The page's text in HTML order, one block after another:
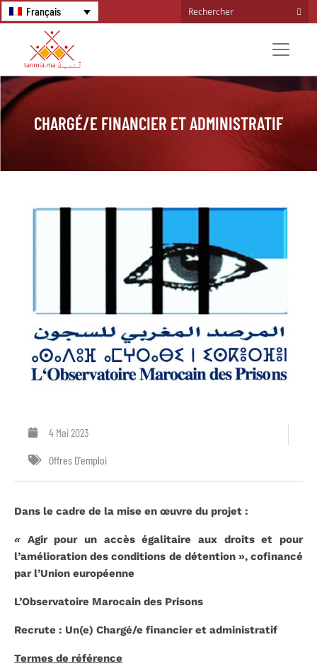
Français
CHARGÉ/E FINANCIER ET ADMINISTRATIF
4 Mai 2023
Offres D'emploi
Dans le cadre de la mise en œuvre du projet :
« Agir pour un accès égalitaire aux droits et pour
l’amélioration des conditions de détention », cofinancé
par l’Union européenne
L’Observatoire Marocain des Prisons
Recrute : Un(e) Chargé/e financier et administratif
Termes de référence